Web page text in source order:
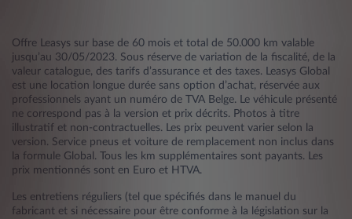
Offre Leasys sur base de 60 mois et total de 50.000 km valable
jusqu’au 30/05/2023. Sous réserve de variation de la fiscalité, de la
valeur catalogue, des tarifs d’assurance et des taxes. Leasys Global
est une location longue durée sans option d’achat, réservée aux
professionnels ayant un numéro de TVA Belge. Le véhicule présenté
ne correspond pas à la version et prix décrits. Photos à titre
illustratif et non-contractuelles. Les prix peuvent varier selon la
version. Service pneus et voiture de remplacement non inclus dans
la formule Global. Tous les km supplémentaires sont payants. Les
prix mentionnés sont en Euro et HTVA.
Les entretiens réguliers (tel que spécifiés dans le manuel du
fabricant et si nécessaire pour être conforme à la législation sur la